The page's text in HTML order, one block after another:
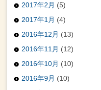
2017年2月 (5)
2017年1月 (4)
2016年12月 (13)
2016年11月 (12)
2016年10月 (10)
2016年9月 (10)